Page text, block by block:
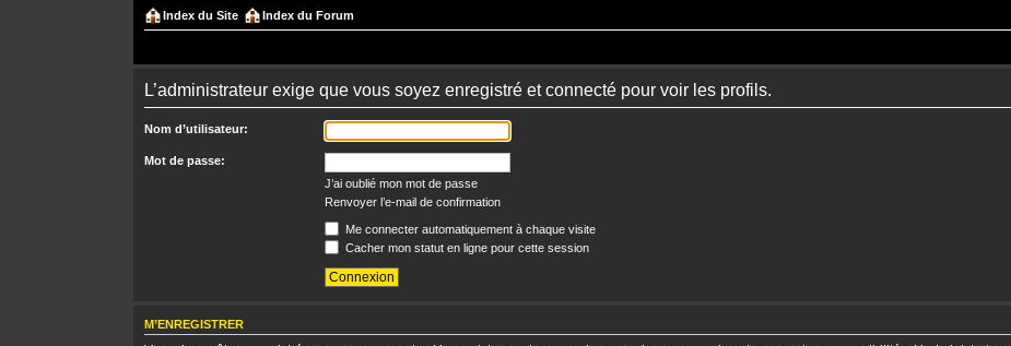
Index du Site Index du Forum
L’administrateur exige que vous soyez enregistré et connecté pour voir les profils.
Nom d’utilisateur:
Mot de passe:
J’ai oublié mon mot de passe
Renvoyer l’e-mail de confirmation
Me connecter automatiquement à chaque visite
Cacher mon statut en ligne pour cette session
M’ENREGISTRER